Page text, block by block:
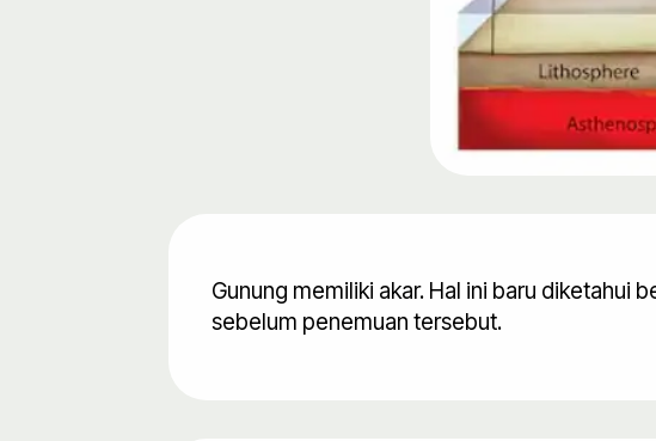
Gunung memiliki akar. Hal ini baru diketahui
sebelum penemuan tersebut.